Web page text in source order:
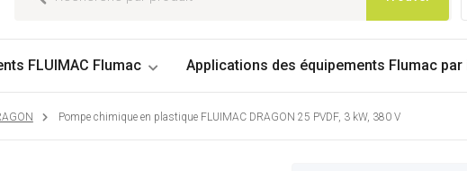
FLUIMAC Flumac Applications des équipements Flumac
Pompe chimique en plastique FLUIMAC DRAGON 25 PVDF, 3 kW, 380 V